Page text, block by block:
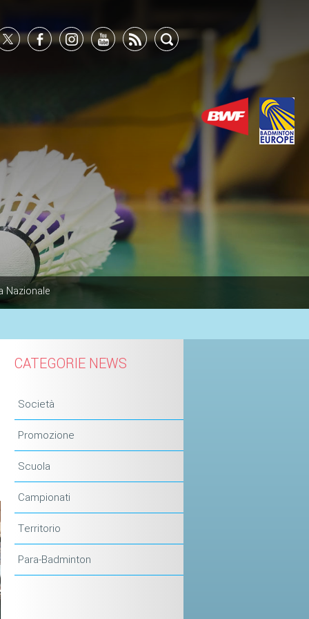
Nazionale
CATEGORIE NEWS
Società
Promozione
Scuola
Campionati
Territorio
Para-Badminton